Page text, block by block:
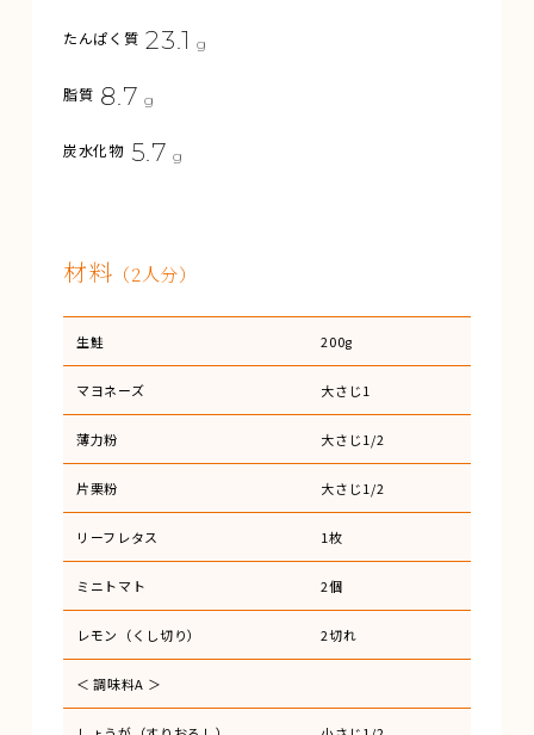
たんぱく質 23.1 g
脂質 8.7 g
炭水化物 5.7 g
材料 （2人分）
生鮭 200g
マヨネーズ 大さじ1
薄力粉 大さじ1/2
片栗粉 大さじ1/2
リーフレタス 1枚
ミニトマト 2個
レモン（くし切り） 2切れ
＜ 調味料A ＞